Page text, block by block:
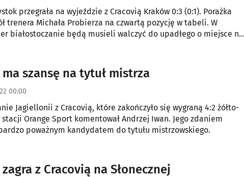
przegrała na wyjeździe z Cracovią Kraków 0:3 (0:1). Porażka
trenera Michała Probierza na czwartą pozycję w tabeli. W
białostoczanie będą musieli walczyć do upadłego o miejsce na
ze strefy spadkowej.
szansę na tytuł mistrza
00:00
Jagiellonii z Cracovią, które zakończyło się wygraną 4:2 żółto-
Orange Sport komentował Andrzej Iwan. Jego zdaniem
poważnym kandydatem do tytułu mistrzowskiego.
z Cracovią na Słonecznej